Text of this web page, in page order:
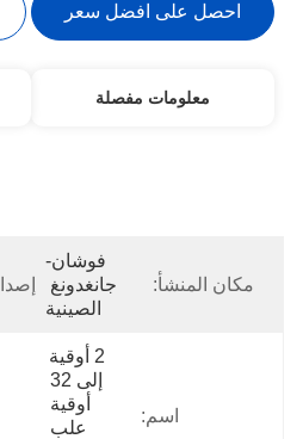
احصل على افضل سعر
معلومات مفصلة
مكان المنشأ:
فوشان-
جانغدونغ
الصينية
إصدار
اسم:
2 أوقية
إلى 32
أوقية
علب